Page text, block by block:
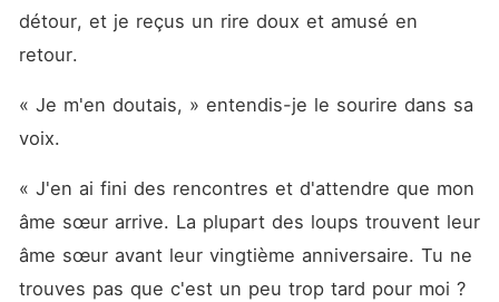
détour, et je reçus un rire doux et amusé en
retour.
« Je m'en doutais, » entendis-je le sourire dans sa
voix.
« J'en ai fini des rencontres et d'attendre que mon
âme sœur arrive. La plupart des loups trouvent leur
âme sœur avant leur vingtième anniversaire. Tu ne
trouves pas que c'est un peu trop tard pour moi ?